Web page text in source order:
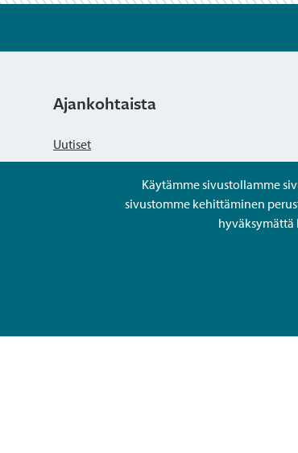
Käytämme sivustollamme
sivustomme kehittäminen
hyväksymättä
Ajankohtaista
Uutiset